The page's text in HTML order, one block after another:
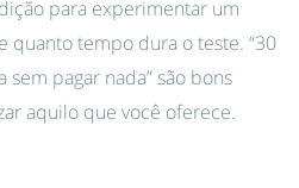
para experimentar um
quanto tempo dura o teste. “30
sem pagar nada” são bons
aquilo que você oferece.